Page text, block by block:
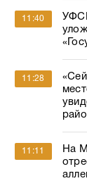
11:40
11:28
11:11
На